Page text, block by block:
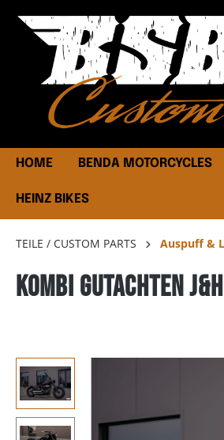
HOME BENDA MOTORCYCLES
HEINZ BIKES
TEILE / CUSTOM PARTS Auspuff &
Kombi Gutachten